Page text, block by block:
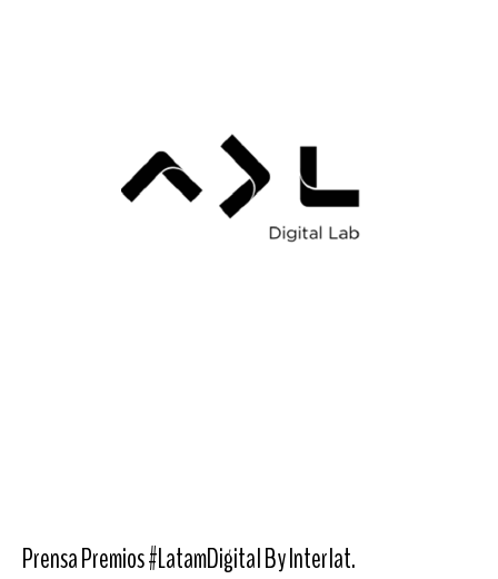
Prensa Premios #LatamDigital By Interlat.